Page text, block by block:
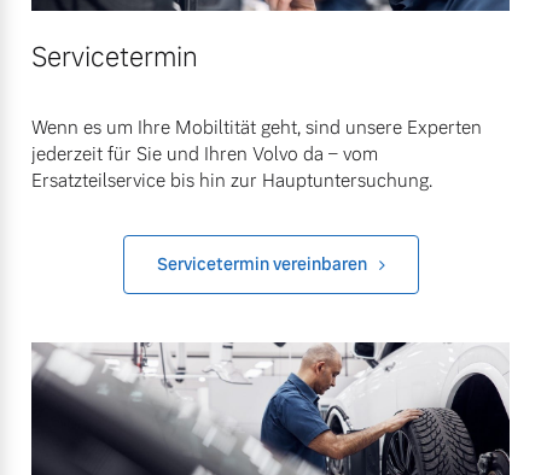
Servicetermin
Wenn es um Ihre Mobiltität geht, sind unsere Experten
jederzeit für Sie und Ihren Volvo da – vom
Ersatzteilservice bis hin zur Hauptuntersuchung.
Servicetermin vereinbaren